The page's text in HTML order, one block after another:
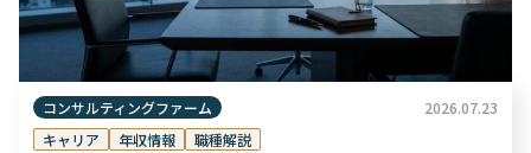
コンサルティングファーム
2026.07.23
キャリア
年収情報 職種解説